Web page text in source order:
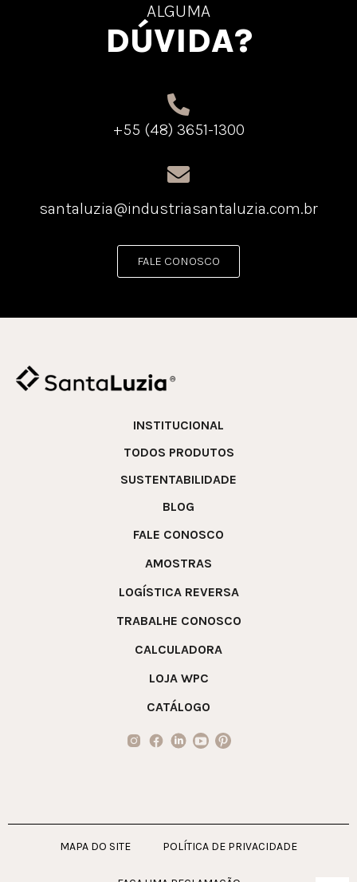
ALGUMA
DÚVIDA?
+55 (48) 3651-1300
santaluzia@industriasantaluzia.com.br
FALE CONOSCO
INSTITUCIONAL
TODOS PRODUTOS
SUSTENTABILIDADE
BLOG
FALE CONOSCO
AMOSTRAS
LOGÍSTICA REVERSA
TRABALHE CONOSCO
CALCULADORA
LOJA WPC
CATÁLOGO
MAPA DO SITE POLÍTICA DE PRIVACIDADE